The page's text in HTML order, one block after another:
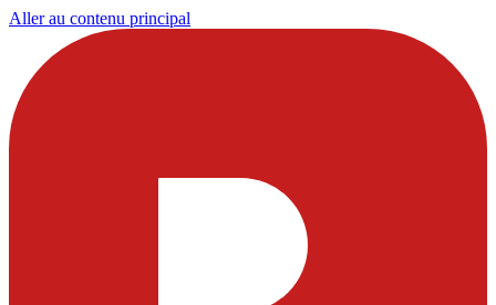
Aller au contenu principal